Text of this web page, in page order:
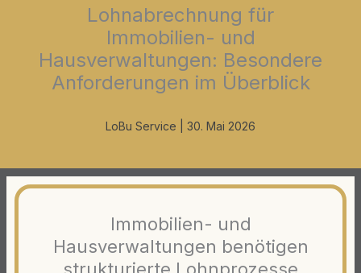
Lohnabrechnung für
Immobilien- und
Hausverwaltungen: Besondere
Anforderungen im Überblick
LoBu Service 30. Mai 2026
Immobilien- und
Hausverwaltungen benötigen
strukturierte Lohnprozesse